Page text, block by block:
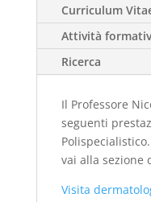
Curriculum
Attività
Ricerca
Il Professore
seguenti
vai alla sezione
Visita